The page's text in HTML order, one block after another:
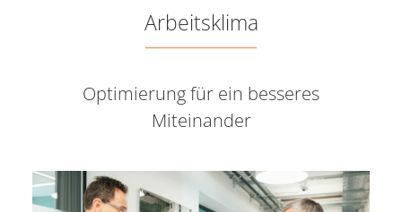
Arbeitsklima
Optimierung für ein besseres
Miteinander